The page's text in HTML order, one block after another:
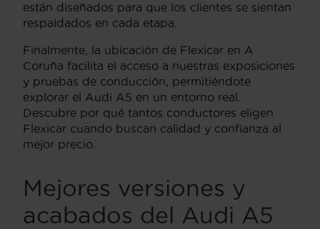
están diseñados para que los clientes se sientan
respaldados en cada etapa.
Finalmente, la ubicación de Flexicar en A
Coruña facilita el acceso a nuestras exposiciones
y pruebas de conducción, permitiéndote
explorar el Audi A5 en un entorno real.
Descubre por qué tantos conductores eligen
Flexicar cuando buscan calidad y confianza al
mejor precio.
Mejores versiones y
acabados del Audi A5